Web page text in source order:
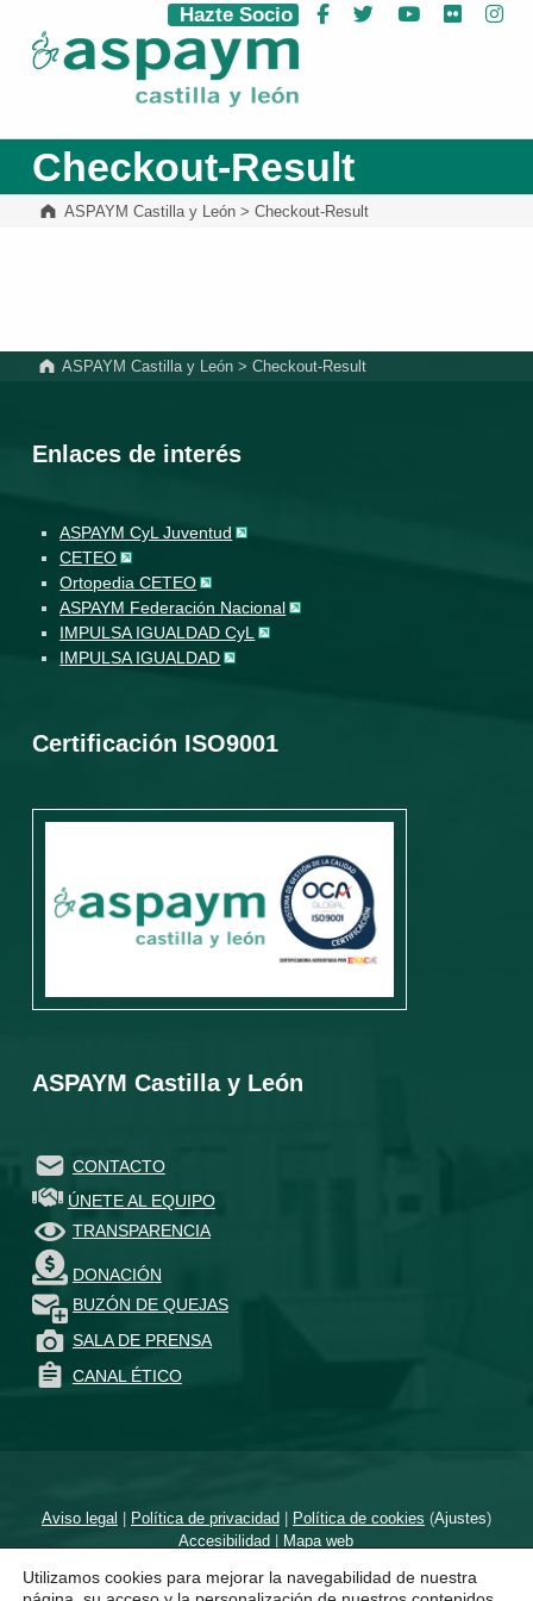
ASPAYM Castilla y León
Hazte Socio Facebook
Twitter YouTube
Flickr
Checkout-Result
ASPAYM Castilla y León> Checkout-Result
ASPAYM Castilla y León >Checkout-Result
Enlaces de interés
ASPAYM CyL Juventud
CETEO
Ortopedia CETEO
ASPAYM Federación Nacional
IMPULSA IGUALDAD CyL
IMPULSA IGUALDAD
Certificación ISO9001
ASPAYM Castilla y León
CONTACTO
ÚNETE AL EQUIPO
TRANSPARENCIA
DONACIÓN
BUZÓN DE QUEJAS
SALA DE PRENSA
CANAL ÉTICO
Aviso legal | Política de privacidad| Política de cookies (Ajustes)
Accesibilidad | Mapa web
Diseñado por un proyecto de
Utilizamos cookies para mejorar la navegabilidad de nuestra